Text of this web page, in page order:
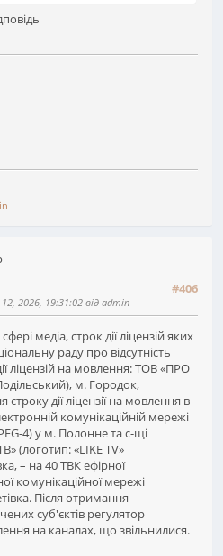
#406
12, 2026, 19:31:02 від admin
медіа, строк дії ліцензій яких
раду про відсутність
ліцензій на мовлення: ТОВ «ПРО
м. Городок,
дії ліцензії на мовлення в
комунікаційній мережі
4) у м. Полонне та с-щі
(логотип: «LIKE TV»
– на 40 ТВК ефірної
комунікаційної мережі
Після отримання
суб'єктів регулятор
на каналах, що звільнилися.